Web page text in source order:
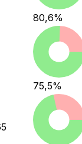
80,6%
75,5%